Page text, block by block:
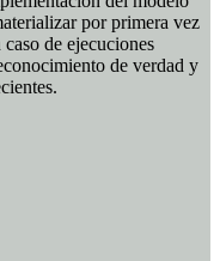
por primera vez
de ejecuciones
de verdad y